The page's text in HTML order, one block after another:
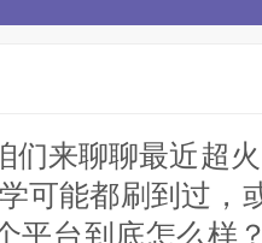
们来聊聊最近超
可能都刷到过，
平台到底怎么样